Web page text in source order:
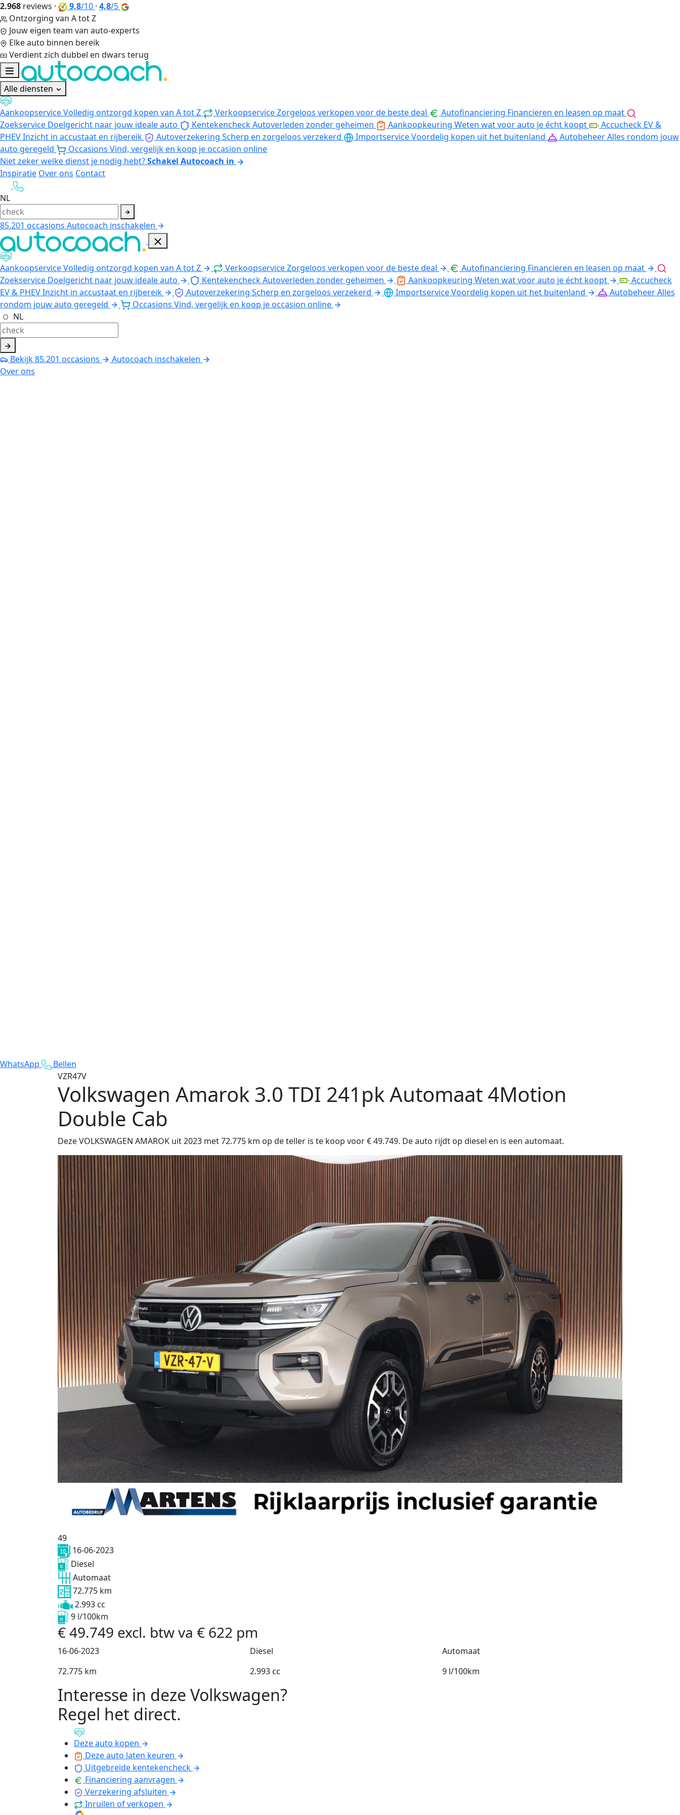
2.968 reviews · 9,8/10 · 4,8/5
Ontzorging van A tot Z
Jouw eigen team van auto-experts
Elke auto binnen bereik
Verdient zich dubbel en dwars terug
Alle diensten
AankoopserviceVolledig ontzorgd kopen van A tot Z VerkoopserviceZorgeloos verkopen voor de beste deal Autofinanciering Financieren en leasen op maat
Zoekservice Doelgericht naar jouw ideale auto KentekencheckAutoverleden zonder geheimen Aankoopkeuring Weten wat voor auto je écht koopt
Accucheck EV &
PHEVInzicht in accustaat en rijbereik Autoverzekering Scherp en zorgeloos verzekerd ImportserviceVoordelig kopen uit het buitenland AutobeheerAlles rondom jouw
auto geregeld
Occasions Vind, vergelijk en koop je occasion online
Niet zeker welke dienst je nodig hebt?Schakel Autocoach in
Inspiratie Over ons Contact
NL
85.201 occasions Autocoach inschakelen
AankoopserviceVolledig ontzorgd kopen van A tot Z VerkoopserviceZorgeloos verkopen voor de beste deal Autofinanciering Financieren en leasen op maat
Zoekservice Doelgericht naar jouw ideale auto KentekencheckAutoverleden zonder geheimen Aankoopkeuring Weten wat voor auto je écht koopt
Accucheck
EV & PHEVInzicht in accustaat en rijbereik Autoverzekering Scherp en zorgeloos verzekerd ImportserviceVoordelig kopen uit het buitenland AutobeheerAlles
rondom jouw auto geregeld
Occasions Vind, vergelijk en koop je occasion online
NL
Bekijk85.201 occasions
Autocoach inschakelen
Over ons
WhatsApp
Bellen
VZR47V
Volkswagen Amarok 3.0 TDI 241pk Automaat 4Motion
Double Cab
Deze VOLKSWAGEN AMAROK uit 2023 met 72.775 km op de teller is te koop voor € 49.749. De auto rijdt op diesel en is een automaat.
49
16-06-2023
Diesel
Automaat
72.775 km
2.993 cc
9 l/100km
€49.749 excl. btwva € 622 pm
16-06-2023 Diesel
Automaat
72.775 km
2.993 cc 9 l/100km
Interesse in deze Volkswagen?
Regel het direct.
Deze auto kopen
Deze auto laten keuren
Uitgebreide kentekencheck
Financiering aanvragen
Verzekering afsluiten
Inruilen of verkopen